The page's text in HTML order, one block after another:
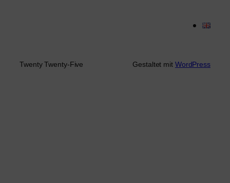
Twenty Twenty-Five Gestaltet mit WordPress